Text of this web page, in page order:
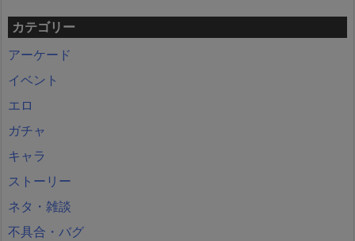
カテゴリー
アーケード
イベント
エロ
ガチャ
キャラ
ストーリー
ネタ・雑談
不具合・バグ